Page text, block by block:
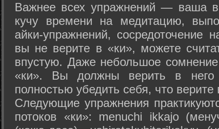
Важнее всех упражнений — ваша
кучу времени на медитацию,
айки-упражнений, сосредоточение
вы не верите в «ки», можете
впустую. Даже небольшое сомнение
«ки». Вы должны верить в
полностью убедить себя, что верите
Следующие упражнения
потоков «ки»: menuchi ikkajo